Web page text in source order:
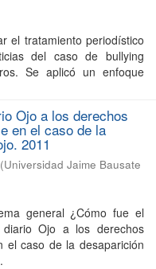
el tratamiento periodístico
del caso de bullying
Se aplicó un enfoque
Ojo a los derechos
en el caso de la
2011
(Universidad Jaime Bausate
general ¿Cómo fue el
Ojo a los derechos
el caso de la desaparición